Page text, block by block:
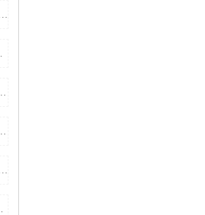
（ANA）(1)
(1)
酸（FT3）(1)
酸（TT3)(1)
DNA抗体(1)
酶(1)